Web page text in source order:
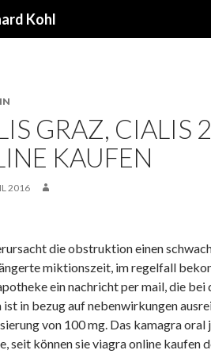
Kohl
GRAZ, CIALIS
KAUFEN
2016
die obstruktion einen
miktionszeit, im regelfall
ein nachricht per mail, die bei
ist in bezug auf nebenwirkungen
von 100 mg. Das kamagra oral
seit können sie viagra online kaufen